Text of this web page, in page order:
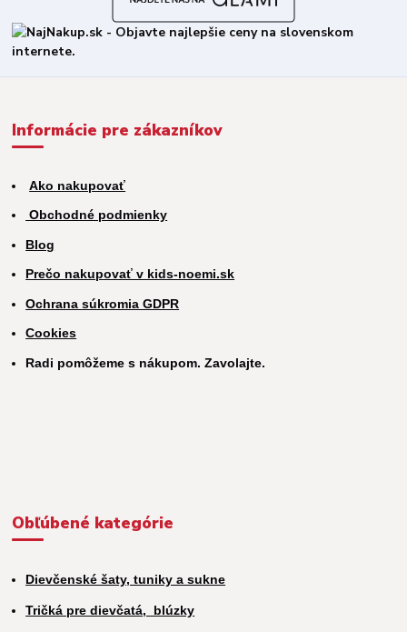
Informácie pre zákazníkov
Ako nakupovať
Obchodné podmienky
Blog
Prečo nakupovať v kids-noemi.sk
Ochrana súkromia GDPR
Cookies
Radi pomôžeme s nákupom. Zavolajte.
Obľúbené kategórie
Dievčenské šaty, tuniky a sukne
Tričká pre dievčatá, blúzky